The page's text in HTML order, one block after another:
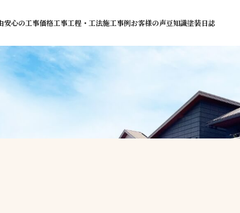
安心の工事価格工事工程・工法施工事例お客様の声豆知識塗装日誌